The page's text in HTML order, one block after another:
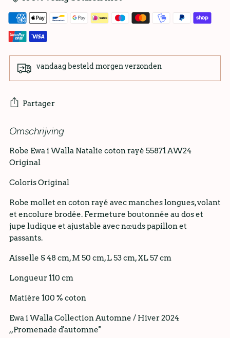
vandaag besteld morgen verzonden
Partager
Ajouter
produit
à
votre
Omschrijving
Robe Ewa i Walla Natalie coton rayé 55871 AW24
Original
Coloris Original
Robe mollet en coton rayé avec manches longues, volant
et encolure brodée. Fermeture boutonnée au dos et
jupe ludique et ajustable avec nœuds papillon et
passants.
Aisselle S 48 cm, M 50 cm, L 53 cm, XL 57 cm
Longueur 110 cm
Matière 100 % coton
Ewa i Walla Collection Automne / Hiver 2024
,,Promenade d'automne''